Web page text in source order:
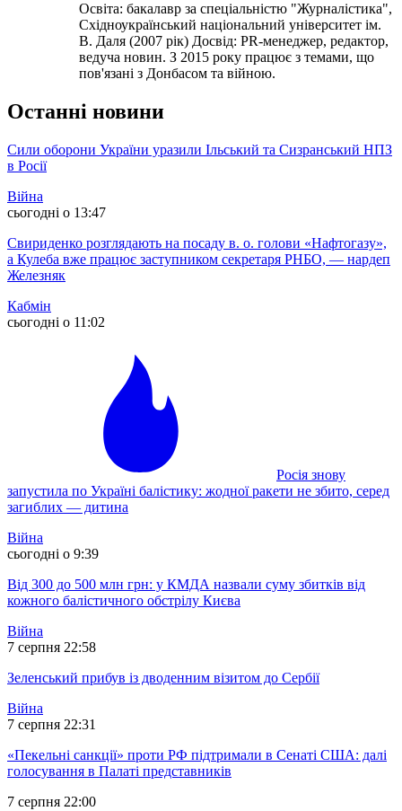
Освіта: бакалавр за спеціальністю "Журналістика",
Східноукраїнський національний університет ім.
В. Даля (2007 рік) Досвід: PR-менеджер, редактор,
ведуча новин. З 2015 року працює з темами, що
пов'язані з Донбасом та війною.
Останні новини
Сили оборони України уразили Ільський та Сизранський НПЗ
в Росії
Війна
сьогодні о 13:47
Свириденко розглядають на посаду в. о. голови «Нафтогазу»,
а Кулеба вже працює заступником секретаря РНБО, — нардеп
Железняк
Кабмін
сьогодні о 11:02
Росія знову
запустила по Україні балістику: жодної ракети не збито, серед
загиблих — дитина
Війна
сьогодні о 9:39
Від 300 до 500 млн грн: у КМДА назвали суму збитків від
кожного балістичного обстрілу Києва
Війна
7 серпня 22:58
Зеленський прибув із дводенним візитом до Сербії
Війна
7 серпня 22:31
«Пекельні санкції» проти РФ підтримали в Сенаті США: далі
голосування в Палаті представників
7 серпня 22:00